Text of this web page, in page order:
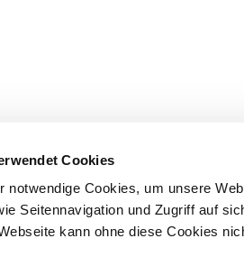
Cookies
notwendige Cookies, um unsere
Seitennavigation und Zugriff auf
kann ohne diese Cookies